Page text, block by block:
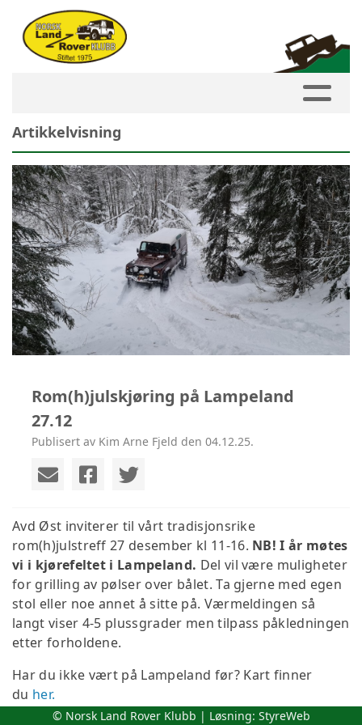
Artikkelvisning
Rom(h)julskjøring på Lampeland
27.12
Publisert av Kim Arne Fjeld den 04.12.25.
Avd Øst inviterer til vårt tradisjonsrike
rom(h)julstreff 27 desember kl 11-16. NB! I år møtes
vi i kjørefeltet i Lampeland. Del vil være muligheter
for grilling av pølser over bålet. Ta gjerne med egen
stol eller noe annet å sitte på. Værmeldingen så
langt viser 4-5 plussgrader men tilpass påkledningen
etter forholdene.
Har du ikke vært på Lampeland før? Kart finner
du her.
© Norsk Land Rover Klubb | Løsning: StyreWeb